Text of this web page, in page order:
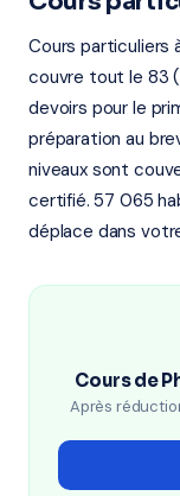
Cours particuliers
couvre tout le 83
devoirs pour le
préparation au
niveaux sont
certifié. 57 065
déplace dans
Cours de
Après